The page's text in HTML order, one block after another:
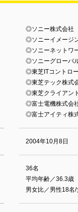
◎ソニー株式会社
◎ソニーイメージ
◎ソニーネットワ
◎ソニーグローバ
◎東芝ITコントロ
◎東芝テック株式
◎東芝クライアン
◎富士電機株式会
◎富士アイティ株
2004年10月8日
36名
平均年齢／36.3歳
男女比／男性18名/